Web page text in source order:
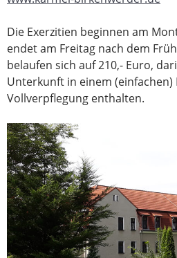
Die Exerzitien beginnen am
endet am Freitag nach dem
belaufen sich auf 210,- Euro,
Unterkunft in einem (einfachen)
Vollverpflegung enthalten.